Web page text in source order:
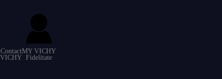
Contact
VICHY
MY VICHY
Fidelitate